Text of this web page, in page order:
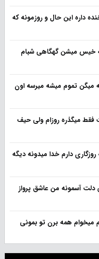
داره این حال و روزمونه که
خیس میشن گهگاهی شبام
میگن تموم میشه میرسه اون
میگذره روزام ولی حیف
دارم خدا میدونه دیگه
آسمونه من عاشق پرواز
میخوام همه برن تو بمونی